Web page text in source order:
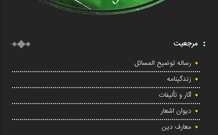
مرجعیت
رساله توضیح المسائل
زندگینامه
آثار و تألیفات
دیوان اشعار
معارف دین